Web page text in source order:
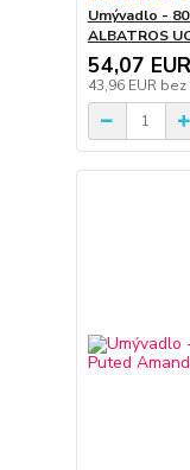
Umývadlo -
ALBATROS
54,07 EUR
43,96 EUR bez